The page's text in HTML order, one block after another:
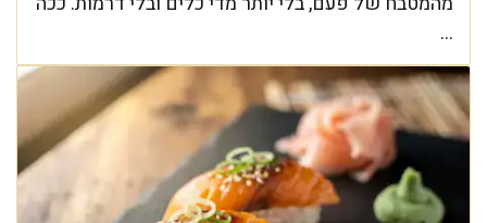
...